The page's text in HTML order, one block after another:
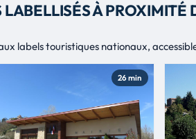
À PROXIMITÉ
labels touristiques nationaux,
26 min